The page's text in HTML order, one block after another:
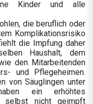
Kinder und alle
die beruflich oder
Komplikationsrisiko
die Impfung daher
Haushalt, dem
den Mitarbeitenden
und Pflegeheimen.
von Säuglingen unter
ein erhöhtes
selbst nicht geimpft